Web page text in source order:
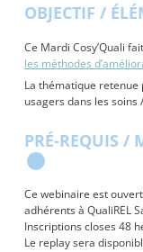
OBJECTIF /
Ce Mardi Cosy’Quali
les méthodes
La thématique retenue
usagers dans les
PRÉ-REQUIS /
Ce webinaire est
adhérents à QualiREL
Inscriptions closes 48
Le replay sera